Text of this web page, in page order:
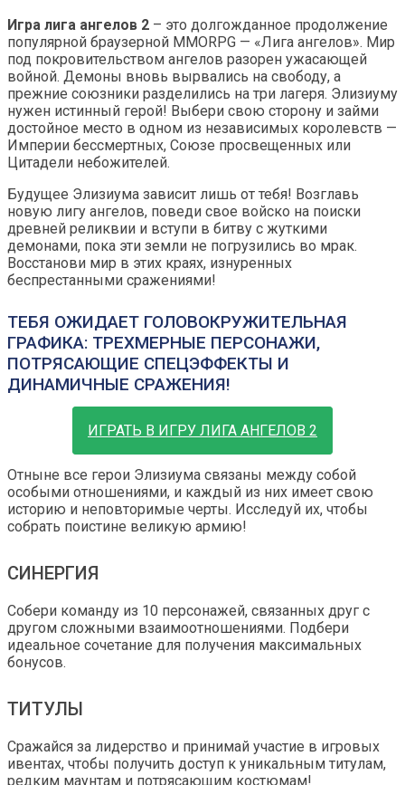
Игра лига ангелов 2 – это долгожданное продолжение
популярной браузерной MMORPG — «Лига ангелов». Мир
под покровительством ангелов разорен ужасающей
войной. Демоны вновь вырвались на свободу, а
прежние союзники разделились на три лагеря. Элизиуму
нужен истинный герой! Выбери свою сторону и займи
достойное место в одном из независимых королевств —
Империи бессмертных, Союзе просвещенных или
Цитадели небожителей.
Будущее Элизиума зависит лишь от тебя! Возглавь
новую лигу ангелов, поведи свое войско на поиски
древней реликвии и вступи в битву с жуткими
демонами, пока эти земли не погрузились во мрак.
Восстанови мир в этих краях, изнуренных
беспрестанными сражениями!
ТЕБЯ ОЖИДАЕТ ГОЛОВОКРУЖИТЕЛЬНАЯ
ГРАФИКА: ТРЕХМЕРНЫЕ ПЕРСОНАЖИ,
ПОТРЯСАЮЩИЕ СПЕЦЭФФЕКТЫ И
ДИНАМИЧНЫЕ СРАЖЕНИЯ!
ИГРАТЬ В ИГРУ ЛИГА АНГЕЛОВ 2
Отныне все герои Элизиума связаны между собой
особыми отношениями, и каждый из них имеет свою
историю и неповторимые черты. Исследуй их, чтобы
собрать поистине великую армию!
СИНЕРГИЯ
Собери команду из 10 персонажей, связанных друг с
другом сложными взаимоотношениями. Подбери
идеальное сочетание для получения максимальных
бонусов.
ТИТУЛЫ
Сражайся за лидерство и принимай участие в игровых
ивентах, чтобы получить доступ к уникальным титулам,
редким маунтам и потрясающим костюмам!